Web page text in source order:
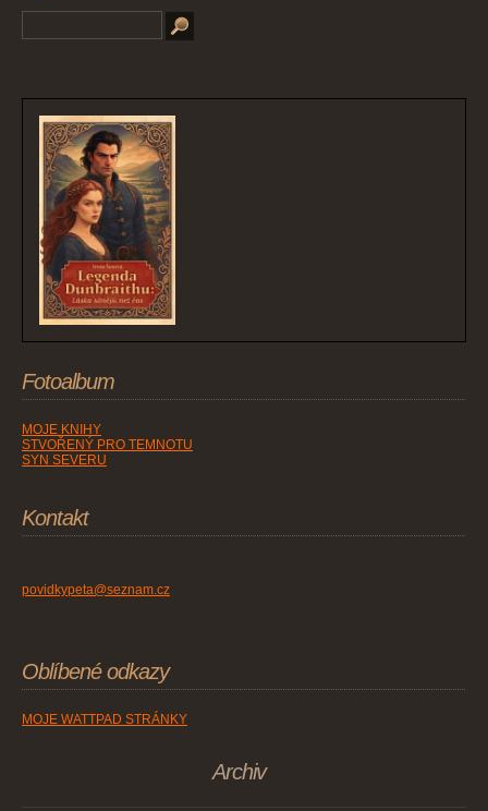
Fotoalbum
MOJE KNIHY
STVOŘENÝ PRO TEMNOTU
SYN SEVERU
Kontakt
povidkypeta@seznam.cz
Oblíbené odkazy
MOJE WATTPAD STRÁNKY
Archiv